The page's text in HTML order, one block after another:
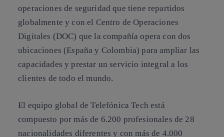
operaciones de seguridad que tiene repartidos
globalmente y con el Centro de Operaciones
Digitales (DOC) que la compañía opera con dos
ubicaciones (España y Colombia) para ampliar las
capacidades y prestar un servicio integral a los
clientes de todo el mundo.
El equipo global de Telefónica Tech está
compuesto por más de 6.200 profesionales de 28
nacionalidades diferentes y con más de 4.000